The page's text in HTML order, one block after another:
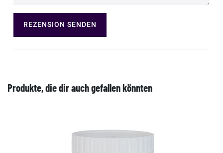
REZENSION SENDEN
Produkte, die dir auch gefallen könnten